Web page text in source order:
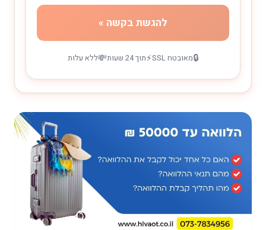
להגשת בקשה »
🔒מאובטח SSL ⚡תוך 24 שעות 💸ללא עלות